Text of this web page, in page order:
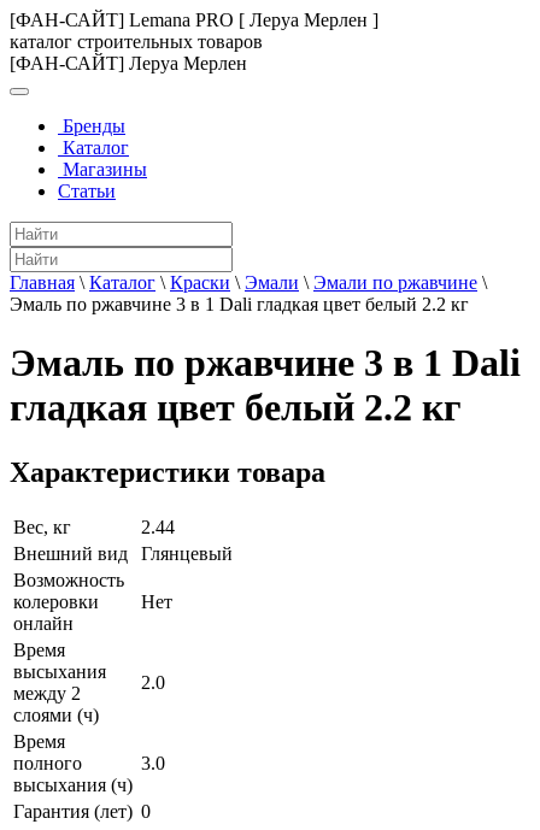
[ФАН-САЙТ] Lemana PRO [ Леруа Мерлен ]
каталог строительных товаров
[ФАН-САЙТ] Леруа Мерлен
Бренды
Каталог
Магазины
Статьи
Главная \ Каталог \ Краски \ Эмали \ Эмали по ржавчине \
Эмаль по ржавчине 3 в 1 Dali гладкая цвет белый 2.2 кг
Эмаль по ржавчине 3 в 1 Dali
гладкая цвет белый 2.2 кг
Характеристики товара
Вес, кг
2.44
Внешний вид
Глянцевый
Возможность
колеровки
онлайн
Нет
Время
высыхания
между 2
слоями (ч)
2.0
Время
полного
высыхания (ч)
3.0
Гарантия (лет) 0